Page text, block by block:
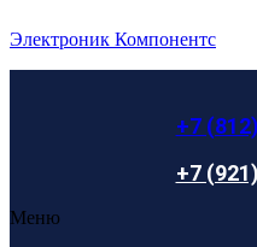
Электроник Компонентс
+7
+7
Меню